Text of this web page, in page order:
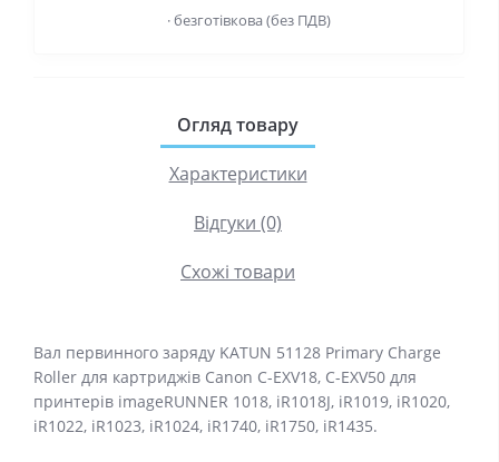
· безготівкова (без ПДВ)
Огляд товару
Характеристики
Відгуки (0)
Схожі товари
Вал первинного заряду KATUN 51128 Primary Charge
Roller для картриджiв Canon C-EXV18, C-EXV50 для
принтерiв imageRUNNER 1018, iR1018J, iR1019, iR1020,
iR1022, iR1023, iR1024, iR1740, iR1750, iR1435.